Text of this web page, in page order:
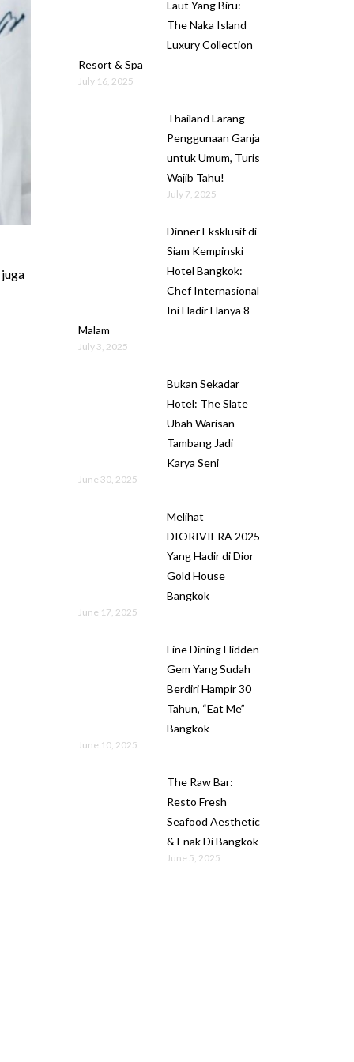
Laut Yang Biru:
The Naka Island
Luxury Collection
Resort & Spa
July 16, 2025
Thailand Larang
Penggunaan Ganja
untuk Umum, Turis
Wajib Tahu!
July 7, 2025
Dinner Eksklusif di
Siam Kempinski
Hotel Bangkok:
Chef Internasional
Ini Hadir Hanya 8
Malam
July 3, 2025
Bukan Sekadar
Hotel: The Slate
Ubah Warisan
Tambang Jadi
Karya Seni
June 30, 2025
Melihat
DIORIVIERA 2025
Yang Hadir di Dior
Gold House
Bangkok
June 17, 2025
Fine Dining Hidden
Gem Yang Sudah
Berdiri Hampir 30
Tahun, “Eat Me”
Bangkok
June 10, 2025
The Raw Bar:
Resto Fresh
Seafood Aesthetic
& Enak Di Bangkok
June 5, 2025